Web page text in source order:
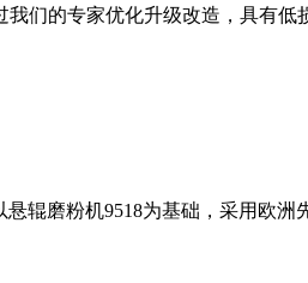
们的专家优化升级改造，具有低
辊磨粉机9518为基础，采用欧洲